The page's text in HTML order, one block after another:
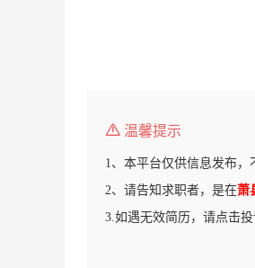
温馨提示
1、本平台仅供信息发布，
2、请告知求职者，是在萧
3.如遇无效简历，请点击